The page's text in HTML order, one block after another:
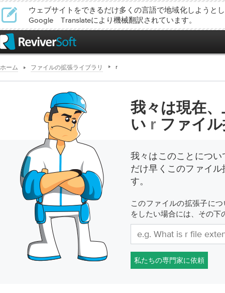
ウェブサイトをできるだけ多くの言語で地域化しようと
Google Translateにより機械翻訳されています。
ホーム ファイルの拡張ライブラリ r
我々は現在
い r ファイ
我々はこのことにつ
だけ早くこのファイ
す。
このファイルの拡張子に
をしたい場合には、その下
私たちの専門家に依頼